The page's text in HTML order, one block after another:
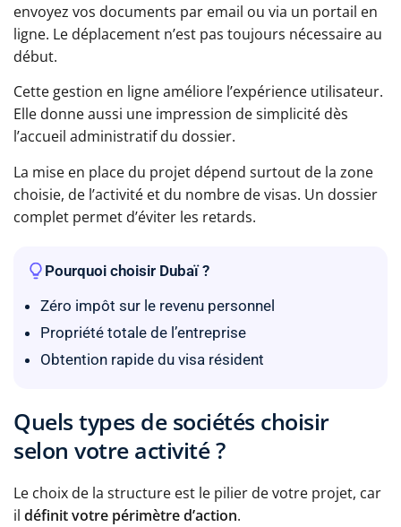
envoyez vos documents par email ou via un portail en
ligne. Le déplacement n’est pas toujours nécessaire au
début.
Cette gestion en ligne améliore l’expérience utilisateur.
Elle donne aussi une impression de simplicité dès
l’accueil administratif du dossier.
La mise en place du projet dépend surtout de la zone
choisie, de l’activité et du nombre de visas. Un dossier
complet permet d’éviter les retards.
Pourquoi choisir Dubaï ?
Zéro impôt sur le revenu personnel
Propriété totale de l’entreprise
Obtention rapide du visa résident
Quels types de sociétés choisir
selon votre activité ?
Le choix de la structure est le pilier de votre projet, car
il définit votre périmètre d’action.